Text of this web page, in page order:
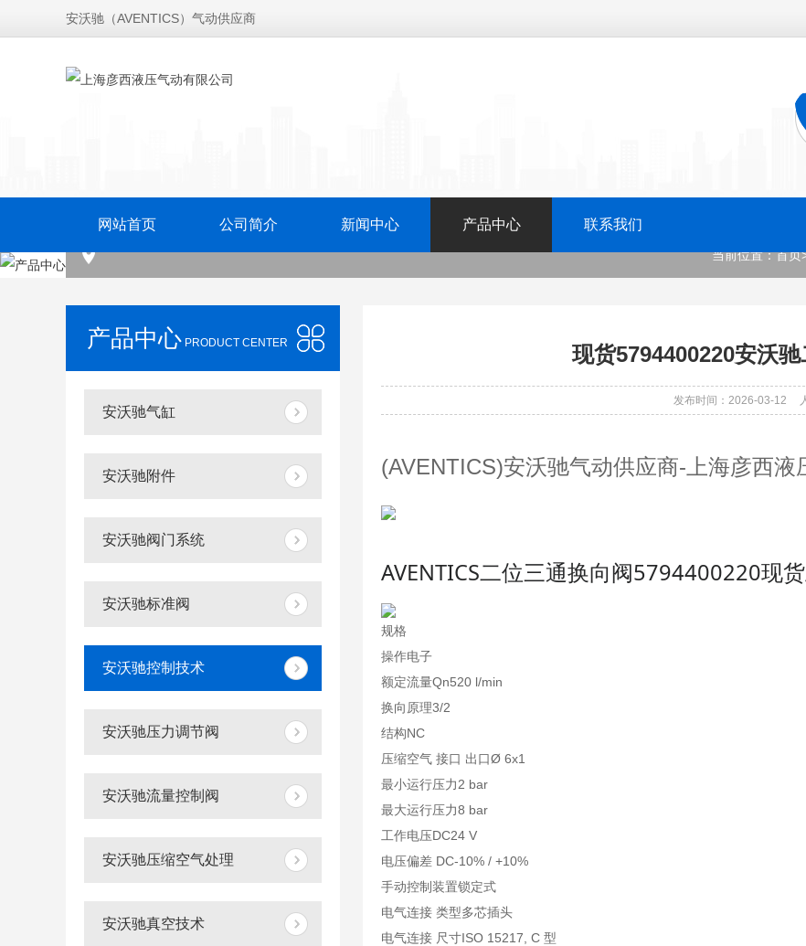
安沃驰（AVENTICS）气动供应商
网站首页 公司简介 新闻中心 产品中心 联系我们
当前位置：首页
产品中心 PRODUCT CENTER
安沃驰气缸
安沃驰附件
安沃驰阀门系统
安沃驰标准阀
安沃驰控制技术
安沃驰压力调节阀
安沃驰流量控制阀
安沃驰压缩空气处理
安沃驰真空技术
现货5794400220安沃
发布时间：2026-03-12
(AVENTICS)安沃驰气动供应商-上海彦西
AVENTICS二位三通换向阀5794400220现
规格
操作电子
额定流量Qn520 l/min
换向原理3/2
结构NC
压缩空气 接口 出口Ø 6x1
最小运行压力2 bar
最大运行压力8 bar
工作电压DC24 V
电压偏差 DC-10% / +10%
手动控制装置锁定式
电气连接 类型多芯插头
电气连接 尺寸ISO 15217, C 型